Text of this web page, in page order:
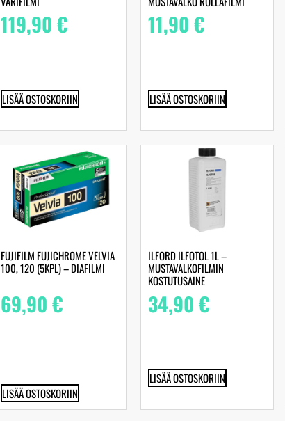
119,90€
LISÄÄ OSTOSKORIIN
11,90€
LISÄÄ OSTOSKORIIN
FUJIFILM FUJICHROME VELVIA
100, 120 (5KPL) – DIAFILMI
69,90€
LISÄÄ OSTOSKORIIN
ILFORD ILFOTOL 1L –
MUSTAVALKOFILMIN
KOSTUTUSAINE
34,90€
LISÄÄ OSTOSKORIIN